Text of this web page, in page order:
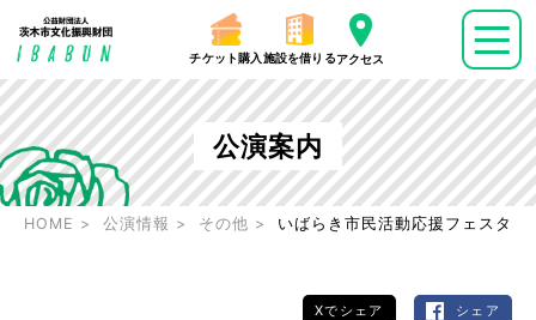
チケット購入 施設を借りるアクセス
公演案内
HOME 公演情報 その他 いばらき市民活動応援フェスタ
Xでシェア シェア